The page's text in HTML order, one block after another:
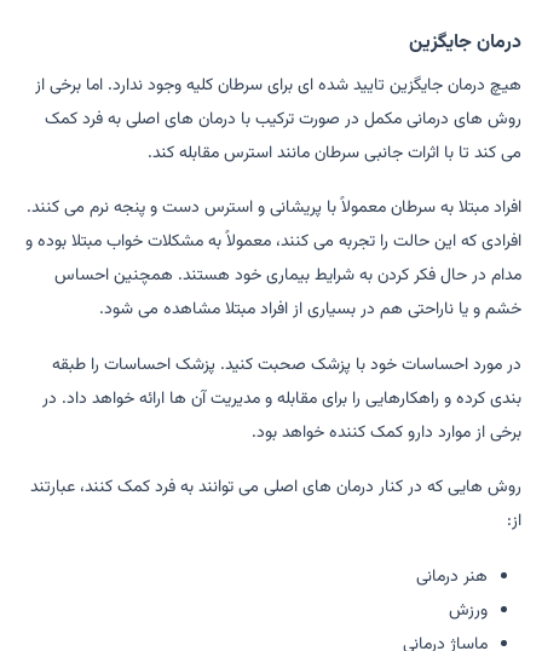
درمان جایگزین
هیچ درمان جایگزین تایید شده ای برای سرطان کلیه وجود ندارد. اما برخی از
روش های درمانی مکمل در صورت ترکیب با درمان های اصلی به فرد کمک
می کند تا با اثرات جانبی سرطان مانند استرس مقابله کند.
افراد مبتلا به سرطان معمولاً با پریشانی و استرس دست و پنجه نرم می کنند.
افرادی که این حالت را تجربه می کنند، معمولاً به مشکلات خواب مبتلا بوده و
مدام در حال فکر کردن به شرایط بیماری خود هستند. همچنین احساس
خشم و یا ناراحتی هم در بسیاری از افراد مبتلا مشاهده می شود.
در مورد احساسات خود با پزشک صحبت کنید. پزشک احساسات را طبقه
بندی کرده و راهکارهایی را برای مقابله و مدیریت آن ها ارائه خواهد داد. در
برخی از موارد دارو کمک کننده خواهد بود.
روش هایی که در کنار درمان های اصلی می توانند به فرد کمک کنند، عبارتند
از:
هنر درمانی
ورزش
ماساژ درمانی